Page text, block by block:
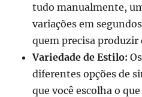
tudo manualmente,
variações em
quem precisa
Variedade de Estilo:
diferentes opções de
que você escolha o